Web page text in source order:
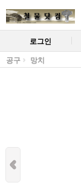
로그인
공구 망치